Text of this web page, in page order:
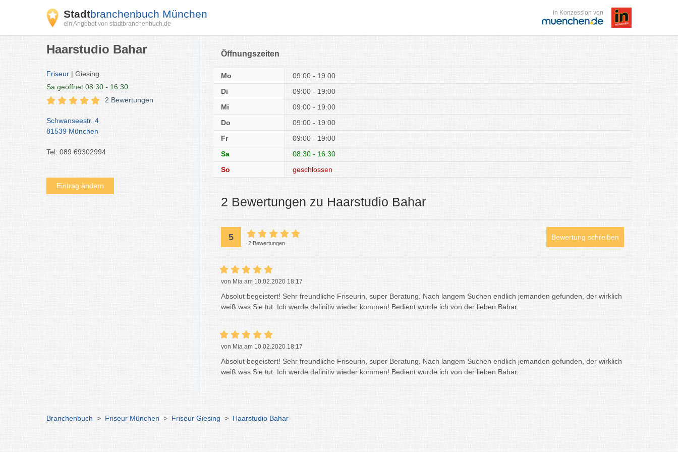
Stadtbranchenbuch München
ein Angebot von stadtbranchenbuch.de
in Konzession von
Haarstudio Bahar
Friseur | Giesing
Sa geöffnet 08:30 - 16:30
2 Bewertungen
Schwanseestr. 4
81539 München
Tel: 089 69302994
Eintrag ändern
Öffnungszeiten
Mo
09:00 - 19:00
Di
09:00 - 19:00
Mi
09:00 - 19:00
Do
09:00 - 19:00
Fr
09:00 - 19:00
Sa
08:30 - 16:30
So
geschlossen
2 Bewertungen zu Haarstudio Bahar
5
2 Bewertungen
Bewertung schreiben
von Mia am 10.02.2020 18:17
Absolut begeistert! Sehr freundliche Friseurin, super Beratung. Nach langem Suchen endlich jemanden gefunden, der wirklich
weiß was Sie tut. Ich werde definitiv wieder kommen! Bedient wurde ich von der lieben Bahar.
von Mia am 10.02.2020 18:17
Absolut begeistert! Sehr freundliche Friseurin, super Beratung. Nach langem Suchen endlich jemanden gefunden, der wirklich
weiß was Sie tut. Ich werde definitiv wieder kommen! Bedient wurde ich von der lieben Bahar.
Branchenbuch > Friseur München > Friseur Giesing > Haarstudio Bahar